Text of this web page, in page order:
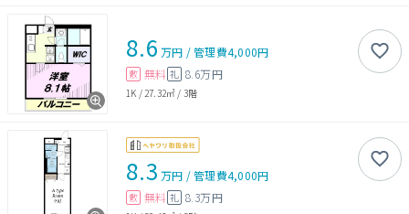
8.6 万円 /管理費4,000円
敷 無料 礼 8.6万円
1K / 27.32㎡ / 3階
8.3 万円 /管理費4,000円
敷 無料 礼 8.3万円